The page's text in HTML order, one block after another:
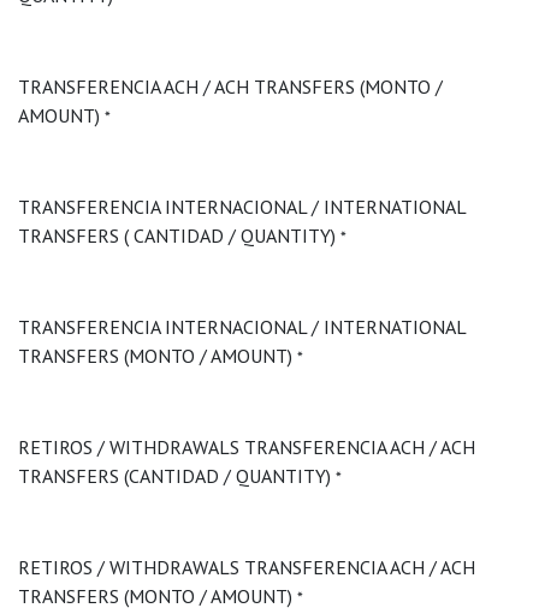
TRANSFERENCIA ACH / ACH TRANSFERS (MONTO /
AMOUNT) *
TRANSFERENCIA INTERNACIONAL / INTERNATIONAL
TRANSFERS ( CANTIDAD / QUANTITY) *
TRANSFERENCIA INTERNACIONAL / INTERNATIONAL
TRANSFERS (MONTO / AMOUNT) *
RETIROS / WITHDRAWALS TRANSFERENCIA ACH / ACH
TRANSFERS (CANTIDAD / QUANTITY) *
RETIROS / WITHDRAWALS TRANSFERENCIA ACH / ACH
TRANSFERS (MONTO / AMOUNT) *